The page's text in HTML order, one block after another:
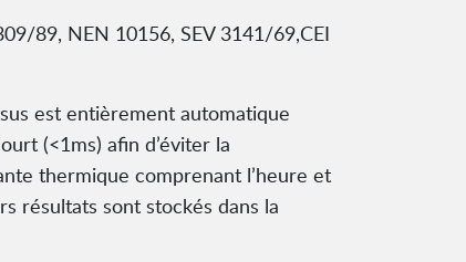
89, NEN 10156, SEV 3141/69,CEI
est entièrement automatique
(<1ms) afin d’éviter la
thermique comprenant l’heure et
résultats sont stockés dans la